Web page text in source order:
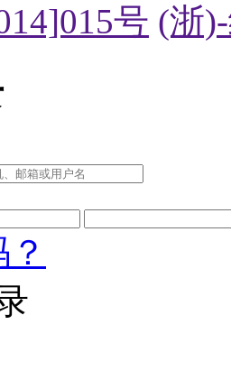
号 (浙